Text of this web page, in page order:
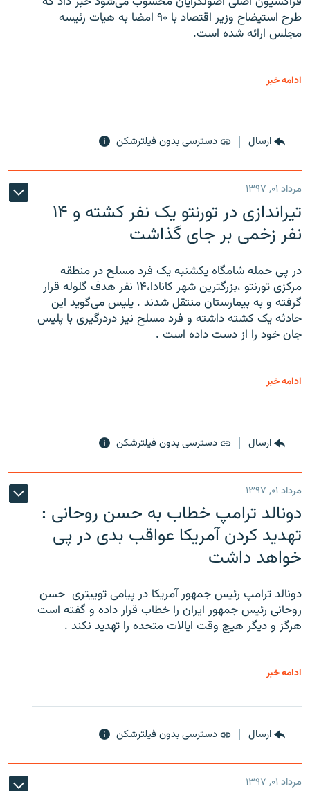
طرح استیضاح وزیر اقتصاد با ۹۰ امضا به هیات رئیسه
مجلس ارائه شده است.
ادامه خبر
ارسال دسترسی بدون فیلترشکن
مرداد ۰۱, ۱۳۹۷
تیراندازی در تورنتو یک نفر کشته و ۱۴
نفر زخمی بر جای گذاشت
در پی حمله شامگاه یکشنبه یک فرد مسلح در منطقه
مرکزی تورنتو ،‌بزرگترین شهر کانادا،۱۴ نفر هدف گلوله قرار
گرفته و به بیمارستان منتقل شدند . پلیس می‌گوید این
حادثه یک کشته داشته و فرد مسلح نیز دردرگیری با پلیس
جان خود را از دست داده است .
ادامه خبر
ارسال دسترسی بدون فیلترشکن
مرداد ۰۱, ۱۳۹۷
دونالد ترامپ خطاب به حسن روحانی :
تهدید کردن آمریکا عواقب بدی در پی
خواهد داشت
دونالد ترامپ رئیس جمهور آمریکا در پیامی توییتری ‌ حسن
روحانی رئیس جمهور ایران را خطاب قرار داده و گفته است
هرگز و دیگر هیچ وقت ایالات متحده را تهدید نکند .
ادامه خبر
ارسال دسترسی بدون فیلترشکن
مرداد ۰۱, ۱۳۹۷